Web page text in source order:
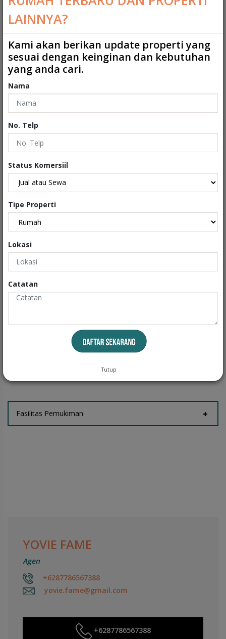
Kamar Mandi : 0
Ukuran Tanah 120 m2
Ukuran Bangunan :
Garasi : 0
Carport : 1
Tipe : Rumah
Kondisi Properti
Interiors
Exteriors
Informasi
Tempat Jemur
Fasilitas Pemukiman
YOVIE FAME
Agen
+6287786567388
yovie.fame@gmail.com
+6287786567388
LAINNYA?
Kami akan berikan update properti yang
sesuai dengan keinginan dan kebutuhan
yang anda cari.
Nama
No. Telp
Status Komersiil
Tipe Properti
Lokasi
Catatan
Tutup